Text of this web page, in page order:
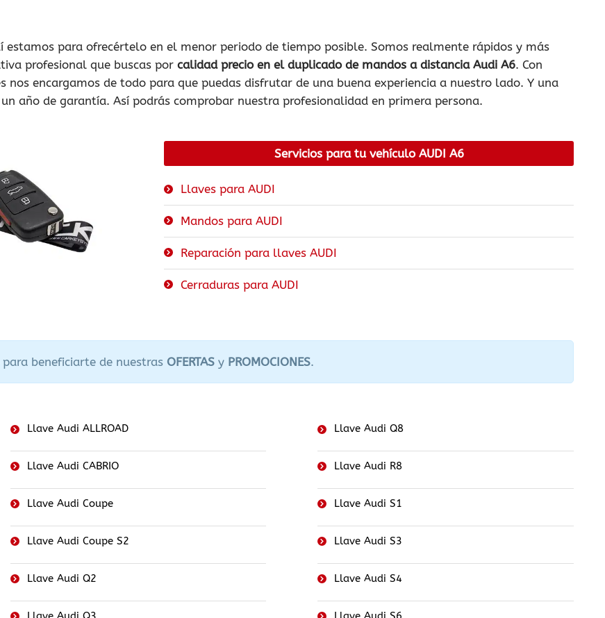
estamos para ofrecértelo en el menor periodo de tiempo posible. Somos realmente rápidos y más
profesional que buscas por calidad precio en el duplicado de mandos a distancia Audi A6. Con
nos encargamos de todo para que puedas disfrutar de una buena experiencia a nuestro lado. Y una
año de garantía. Así podrás comprobar nuestra profesionalidad en primera persona.
Servicios para tu vehículo AUDI A6
Llaves para AUDI
Mandos para AUDI
Reparación para llaves AUDI
Cerraduras para AUDI
beneficiarte de nuestras OFERTAS y PROMOCIONES.
Llave Audi ALLROAD
Llave Audi CABRIO
Llave Audi Coupe
Llave Audi Coupe S2
Llave Audi Q2
Llave Audi Q8
Llave Audi R8
Llave Audi S1
Llave Audi S3
Llave Audi S4